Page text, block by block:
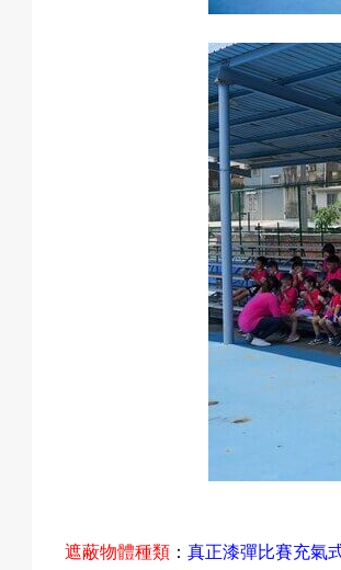
遮蔽物體種類 ：真正漆彈比賽充氣